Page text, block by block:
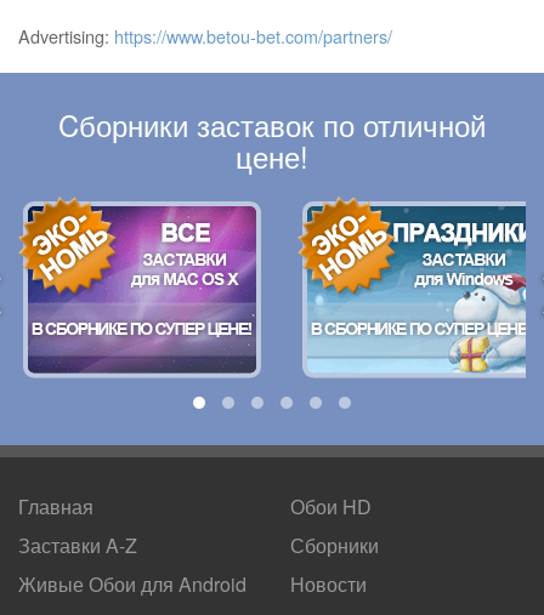
Advertising: https://www.betou-bet.com/partners/
Cборники заставок по отличной
цене!
Главная
Заставки A-Z
Живые Обои для Android
Обои HD
Сборники
Новости